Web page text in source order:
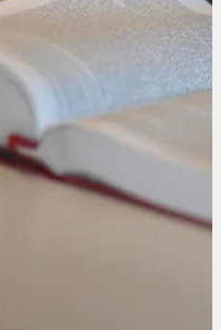
website aan de
Verordening
leiden tot hoge boetes,
u vanwege de strenge
website